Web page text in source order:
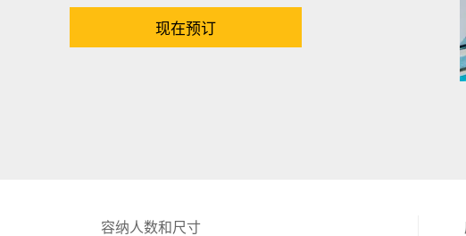
现在预订
容纳人数和尺寸